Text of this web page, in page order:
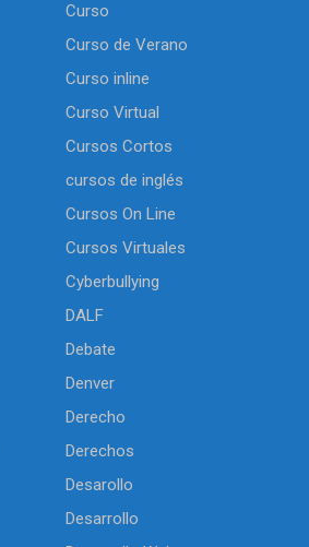
Curso
Curso de Verano
Curso inline
Curso Virtual
Cursos Cortos
cursos de inglés
Cursos On Line
Cursos Virtuales
Cyberbullying
DALF
Debate
Denver
Derecho
Derechos
Desarollo
Desarrollo